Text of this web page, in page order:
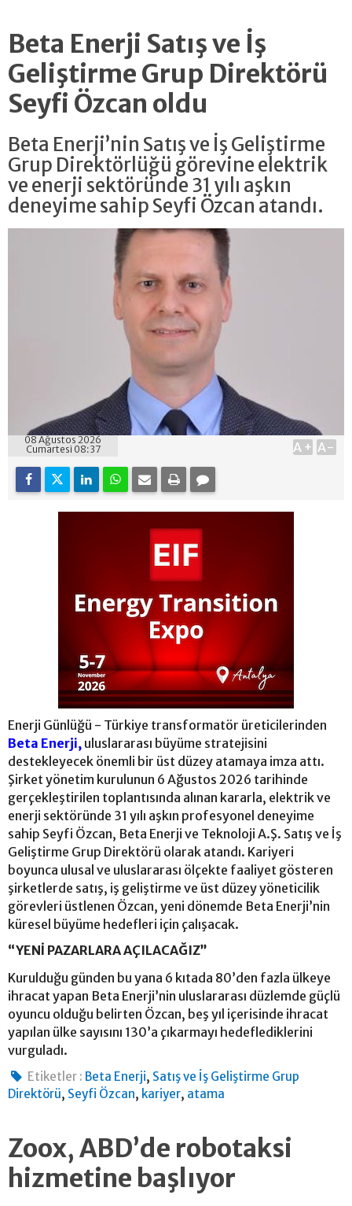
Beta Enerji Satış ve İş
Geliştirme Grup Direktörü
Seyfi Özcan oldu
Beta Enerji’nin Satış ve İş Geliştirme
Grup Direktörlüğü görevine elektrik
ve enerji sektöründe 31 yılı aşkın
deneyime sahip Seyfi Özcan atandı.
08 Ağustos 2026
Cumartesi 08:37
A+ A-
Enerji Günlüğü - Türkiye transformatör üreticilerinden
Beta Enerji, uluslararası büyüme stratejisini
destekleyecek önemli bir üst düzey atamaya imza attı.
Şirket yönetim kurulunun 6 Ağustos 2026 tarihinde
gerçekleştirilen toplantısında alınan kararla, elektrik ve
enerji sektöründe 31 yılı aşkın profesyonel deneyime
sahip Seyfi Özcan, Beta Enerji ve Teknoloji A.Ş. Satış ve İş
Geliştirme Grup Direktörü olarak atandı. Kariyeri
boyunca ulusal ve uluslararası ölçekte faaliyet gösteren
şirketlerde satış, iş geliştirme ve üst düzey yöneticilik
görevleri üstlenen Özcan, yeni dönemde Beta Enerji’nin
küresel büyüme hedefleri için çalışacak.
“YENİ PAZARLARA AÇILACAĞIZ”
Kurulduğu günden bu yana 6 kıtada 80’den fazla ülkeye
ihracat yapan Beta Enerji’nin uluslararası düzlemde güçlü
oyuncu olduğu belirten Özcan, beş yıl içerisinde ihracat
yapılan ülke sayısını 130’a çıkarmayı hedeflediklerini
vurguladı.
Etiketler : Beta Enerji, Satış ve İş Geliştirme Grup
Direktörü, Seyfi Özcan, kariyer, atama
Zoox, ABD’de robotaksi
hizmetine başlıyor